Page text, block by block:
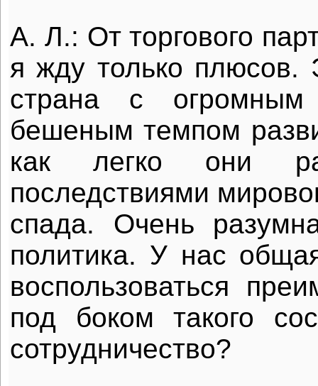
А. Л.: От торгового
я жду только плюсов.
страна с
бешеным темпом
как легко они
последствиями
спада. Очень
политика. У нас
воспользоваться
под боком такого
сотрудничество?